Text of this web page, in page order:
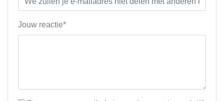
Jouw reactie*